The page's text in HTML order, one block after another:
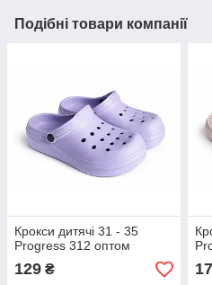
Подібні товари компанії
Крокси дитячі 31 - 35
Progress 312 оптом
129 ₴